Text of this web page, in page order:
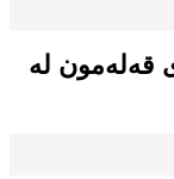
قەلەمون لە